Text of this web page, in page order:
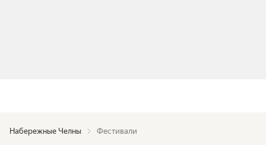
Набережные Челны Фестивали